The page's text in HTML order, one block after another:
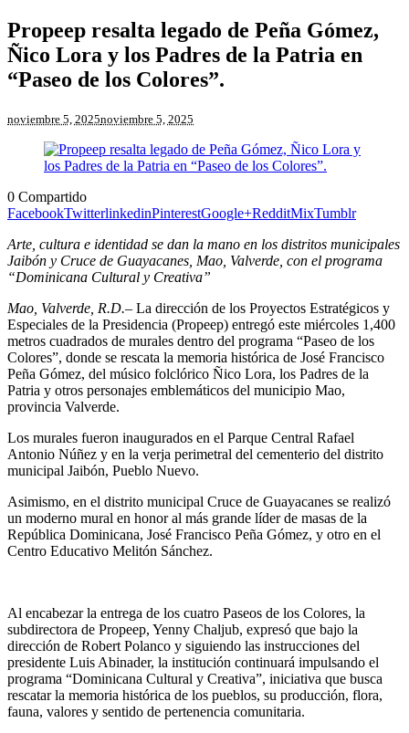
Propeep resalta legado de Peña Gómez,
Ñico Lora y los Padres de la Patria en
“Paseo de los Colores”.
noviembre 5, 2025noviembre 5, 2025
0 Compartido
FacebookTwitterlinkedinPinterestGoogle+RedditMixTumblr
Arte, cultura e identidad se dan la mano en los distritos municipales
Jaibón y Cruce de Guayacanes, Mao, Valverde, con el programa
“Dominicana Cultural y Creativa”
Mao, Valverde, R.D.– La dirección de los Proyectos Estratégicos y
Especiales de la Presidencia (Propeep) entregó este miércoles 1,400
metros cuadrados de murales dentro del programa “Paseo de los
Colores”, donde se rescata la memoria histórica de José Francisco
Peña Gómez, del músico folclórico Ñico Lora, los Padres de la
Patria y otros personajes emblemáticos del municipio Mao,
provincia Valverde.
Los murales fueron inaugurados en el Parque Central Rafael
Antonio Núñez y en la verja perimetral del cementerio del distrito
municipal Jaibón, Pueblo Nuevo.
Asimismo, en el distrito municipal Cruce de Guayacanes se realizó
un moderno mural en honor al más grande líder de masas de la
República Dominicana, José Francisco Peña Gómez, y otro en el
Centro Educativo Melitón Sánchez.
Al encabezar la entrega de los cuatro Paseos de los Colores, la
subdirectora de Propeep, Yenny Chaljub, expresó que bajo la
dirección de Robert Polanco y siguiendo las instrucciones del
presidente Luis Abinader, la institución continuará impulsando el
programa “Dominicana Cultural y Creativa”, iniciativa que busca
rescatar la memoria histórica de los pueblos, su producción, flora,
fauna, valores y sentido de pertenencia comunitaria.